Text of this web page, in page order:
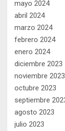
mayo 2024
abril 2024
marzo 2024
febrero 2024
enero 2024
diciembre 2023
noviembre 2023
octubre 2023
septiembre
agosto 2023
julio 2023